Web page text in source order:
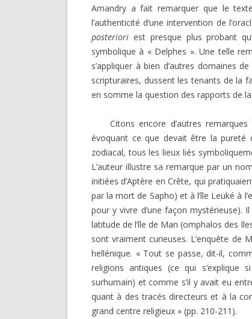
Amandry a fait remarquer que le
l’authenticité d’une intervention de
posteriori est presque plus probant
symbolique à « Delphes ». Une telle
s’appliquer à bien d’autres domaines
scripturaires, dussent les tenants de la
en somme la question des rapports de la
Citons encore d’autres remarques
évoquant ce que devait être la pureté
zodiacal, tous les lieux liés
L’auteur illustre sa remarque par un
initiées d’Aptère en Crête, qui
par la mort de Sapho) et à l’île Leuké à
pour y vivre d’une façon mystérieuse).
latitude de l’île de Man (omphalos des
sont vraiment curieuses. L’enquête de
hellénique. « Tout se passe, dit-il,
religions antiques (ce qui s’explique
surhumain) et comme s’il y avait eu
quant à des tracés directeurs et à la
grand centre religieux » (pp. 210-211).